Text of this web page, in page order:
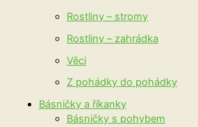
Rostliny – stromy
Rostliny – zahrádka
Věci
Z pohádky do pohádky
Básničky a říkanky
Básničky s pohybem